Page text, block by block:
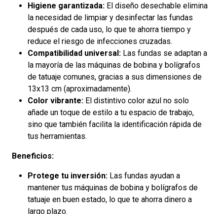
Higiene garantizada: El diseño desechable elimina
la necesidad de limpiar y desinfectar las fundas
después de cada uso, lo que te ahorra tiempo y
reduce el riesgo de infecciones cruzadas.
Compatibilidad universal: Las fundas se adaptan a
la mayoría de las máquinas de bobina y bolígrafos
de tatuaje comunes, gracias a sus dimensiones de
13x13 cm (aproximadamente).
Color vibrante: El distintivo color azul no solo
añade un toque de estilo a tu espacio de trabajo,
sino que también facilita la identificación rápida de
tus herramientas.
Beneficios:
Protege tu inversión: Las fundas ayudan a
mantener tus máquinas de bobina y bolígrafos de
tatuaje en buen estado, lo que te ahorra dinero a
largo plazo.